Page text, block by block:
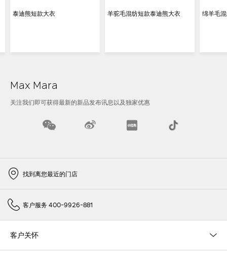
泰迪熊短款大衣 羊驼毛混纺短款泰迪熊大衣 绵羊毛
Max Mara
关注我们即可获得最新的新品发布讯息以及独家优惠
找到离您最近的门店
客户服务 400-9926-881
客户关怀